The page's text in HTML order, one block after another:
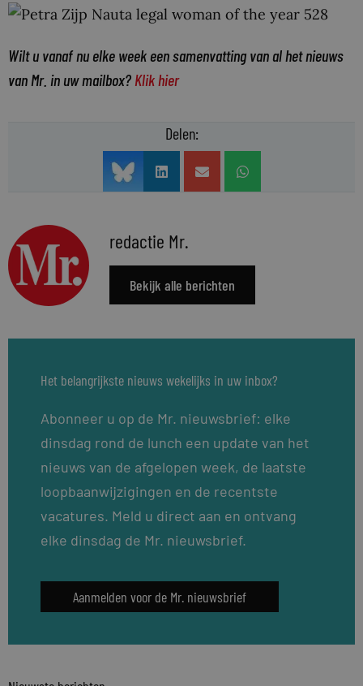
Wilt u vanaf nu elke week een samenvatting van al het nieuws
van Mr. in uw mailbox? Klik hier
Delen:
redactie Mr.
Bekijk alle berichten
Het belangrijkste nieuws wekelijks in uw inbox?
Abonneer u op de Mr. nieuwsbrief: elke
dinsdag rond de lunch een update van het
nieuws van de afgelopen week, de laatste
loopbaanwijzigingen en de recentste
vacatures. Meld u direct aan en ontvang
elke dinsdag de Mr. nieuwsbrief.
Aanmelden voor de Mr. nieuwsbrief